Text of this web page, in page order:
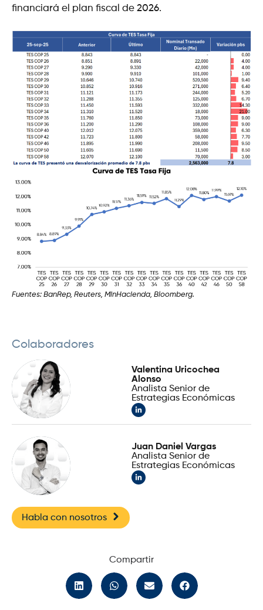
financiará el plan fiscal de 2026.
Fuentes: BanRep, Reuters, MinHacienda, Bloomberg.
Colaboradores
Valentina Uricochea
Alonso
Analista Senior de
Estrategias Económicas
Juan Daniel Vargas
Analista Senior de
Estrategias Económicas
Habla con nosotros
Compartir